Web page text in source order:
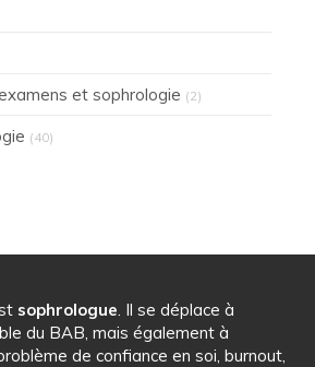
et sophrologie (2)
(40)
sophrologue. Il se déplace à
du BAB, mais également à
de confiance en soi, burnout,